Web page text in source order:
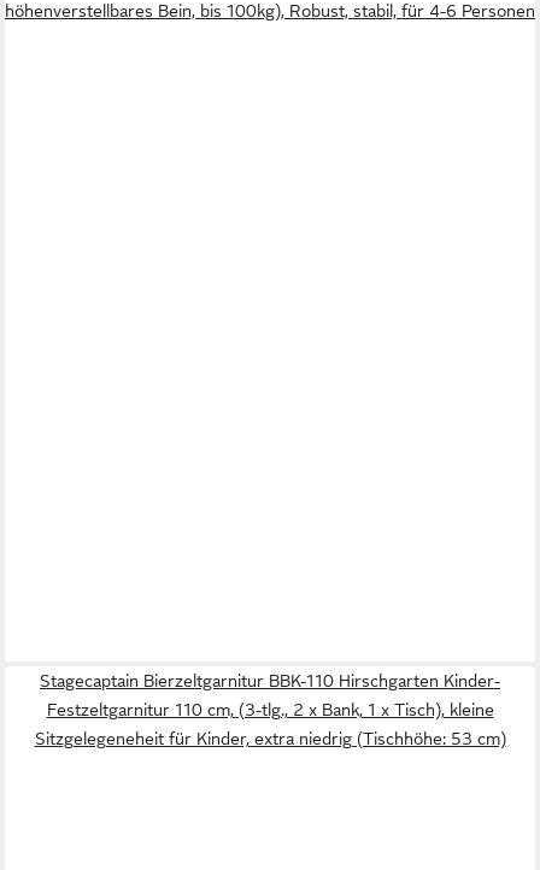
höhenverstellbares Bein, bis 100kg), Robust, stabil, für 4-6 Personen
Stagecaptain Bierzeltgarnitur BBK-110 Hirschgarten Kinder-
Festzeltgarnitur 110 cm, (3-tlg., 2 x Bank, 1 x Tisch), kleine
Sitzgelegeneheit für Kinder, extra niedrig (Tischhöhe: 53 cm)